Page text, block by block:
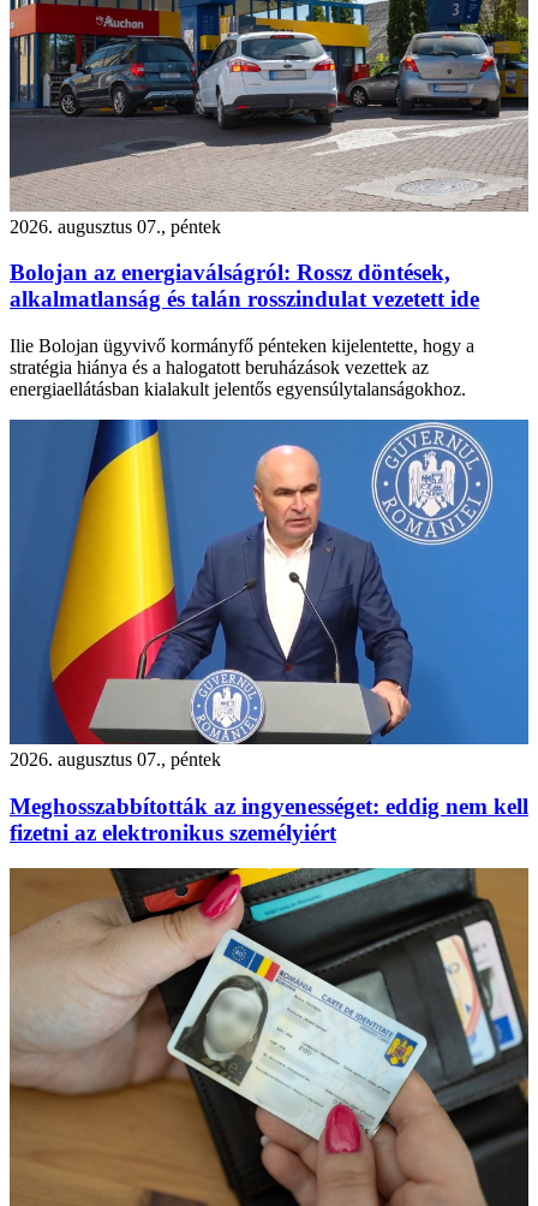
2026. augusztus 07., péntek
Bolojan az energiaválságról: Rossz döntések,
alkalmatlanság és talán rosszindulat vezetett ide
Ilie Bolojan ügyvivő kormányfő pénteken kijelentette, hogy a
stratégia hiánya és a halogatott beruházások vezettek az
energiaellátásban kialakult jelentős egyensúlytalanságokhoz.
2026. augusztus 07., péntek
Meghosszabbították az ingyenességet: eddig nem kell
fizetni az elektronikus személyiért